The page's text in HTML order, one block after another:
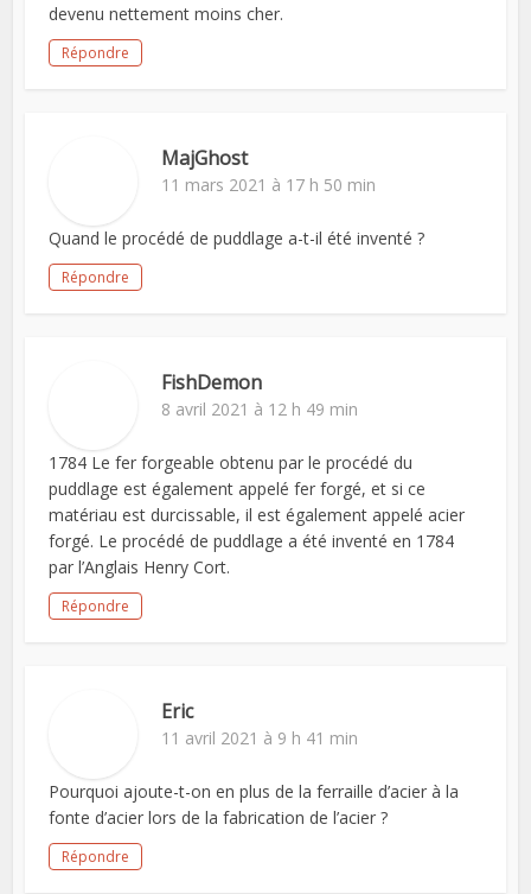
devenu nettement moins cher.
Répondre
MajGhost
11 mars 2021 à 17 h 50 min
Quand le procédé de puddlage a-t-il été inventé ?
Répondre
FishDemon
8 avril 2021 à 12 h 49 min
1784 Le fer forgeable obtenu par le procédé du
puddlage est également appelé fer forgé, et si ce
matériau est durcissable, il est également appelé acier
forgé. Le procédé de puddlage a été inventé en 1784
par l’Anglais Henry Cort.
Répondre
Eric
11 avril 2021 à 9 h 41 min
Pourquoi ajoute-t-on en plus de la ferraille d’acier à la
fonte d’acier lors de la fabrication de l’acier ?
Répondre